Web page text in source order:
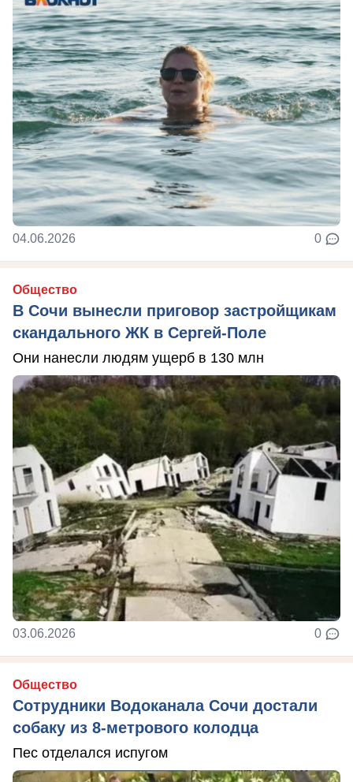
04.06.2026 0
Общество
В Сочи вынесли приговор застройщикам
скандального ЖК в Сергей-Поле
Они нанесли людям ущерб в 130 млн
03.06.2026 0
Общество
Сотрудники Водоканала Сочи достали
собаку из 8-метрового колодца
Пес отделался испугом